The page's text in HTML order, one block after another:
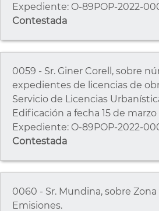
Expediente: O-89POP-2022-
Contestada
0059 - Sr. Giner Corell, sobre
expedientes de licencias de
Servicio de Licencias
Edificación a fecha 15 de marzo
Expediente: O-89POP-2022-
Contestada
0060 - Sr. Mundina, sobre Zona
Emisiones.